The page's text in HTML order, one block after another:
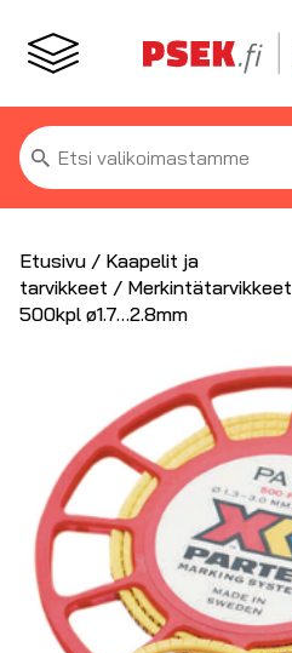
Etsi:
Etusivu / Kaapelit ja
tarvikkeet / Merkintätarvikkeet
500kpl ø1.7…2.8mm